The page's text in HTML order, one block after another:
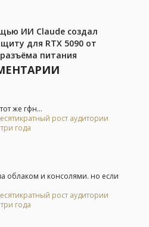
ИИ Claude создал
для RTX 5090 от
питания
же гфн...
рост аудитории
года
облаком и консолями. но если
рост аудитории
года